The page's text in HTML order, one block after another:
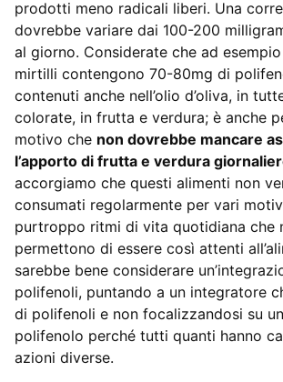
prodotti meno radicali liberi. Una
dovrebbe variare dai 100-200
al giorno. Considerate che ad
mirtilli contengono 70-80mg di
contenuti anche nell’olio d’oliva, in
colorate, in frutta e verdura; è anche
motivo che non dovrebbe mancare
l’apporto di frutta e verdura
accorgiamo che questi alimenti non
consumati regolarmente per vari
purtroppo ritmi di vita quotidiana che
permettono di essere così attenti
sarebbe bene considerare
polifenoli, puntando a un integratore
di polifenoli e non focalizzandosi su
polifenolo perché tutti quanti hanno
azioni diverse.